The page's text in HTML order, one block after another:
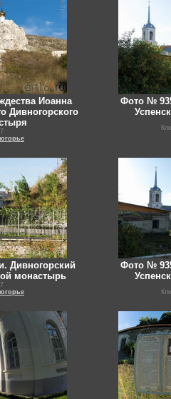
Иоанна
Дивногорского
Фото №
Дивногорский
монастырь
Фото №